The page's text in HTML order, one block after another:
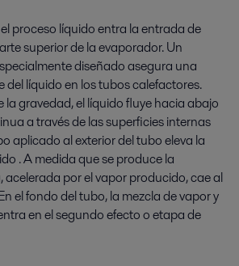
elproceso líquidoentra la entrada de
superior de laevaporador. Un
diseñadoasegura una
líquido en los tubos calefactores.
la gravedad,ellíquido fluye hacia abajo
a través de las superficies internas
aplicado alexterior del tuboeleva la
.A medida que se produce la
acelerada por el vapor producido, cae al
el fondo del tubo,la mezcla de vapor y
en el segundo efecto o etapa de